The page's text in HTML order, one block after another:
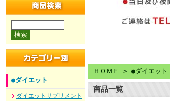
商品検索
●ダイエット
ダイエットサプリメント
ＨＯＭＥ > ●ダイエット
商品一覧